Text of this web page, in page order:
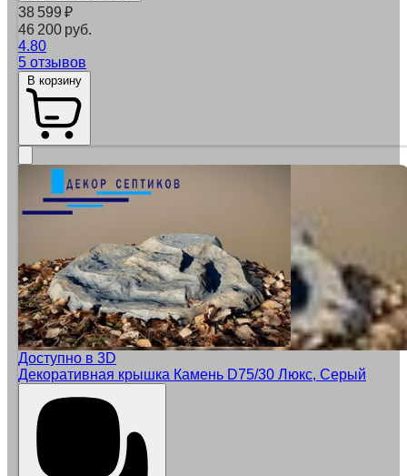
38 599 ₽
46 200 руб.
4.80
5 отзывов
Доступно в 3D
Декоративная крышка Камень D75/30 Люкс, Серый